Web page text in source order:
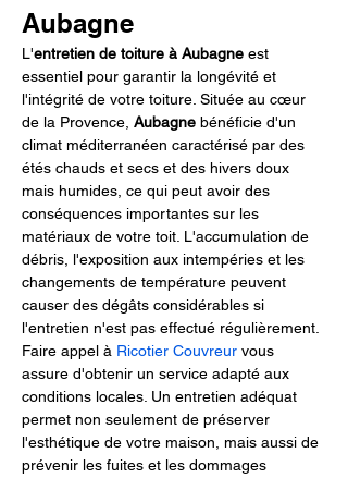
Aubagne
L'entretien de toiture à Aubagne est
essentiel pour garantir la longévité et
l'intégrité de votre toiture. Située au cœur
de la Provence, Aubagne bénéficie d'un
climat méditerranéen caractérisé par des
étés chauds et secs et des hivers doux
mais humides, ce qui peut avoir des
conséquences importantes sur les
matériaux de votre toit. L'accumulation de
débris, l'exposition aux intempéries et les
changements de température peuvent
causer des dégâts considérables si
l'entretien n'est pas effectué régulièrement.
Faire appel à Ricotier Couvreur vous
assure d'obtenir un service adapté aux
conditions locales. Un entretien adéquat
permet non seulement de préserver
l'esthétique de votre maison, mais aussi de
prévenir les fuites et les dommages